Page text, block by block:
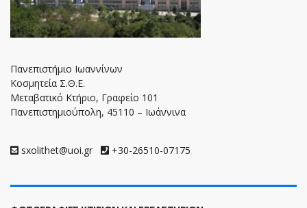
Πανεπιστήμιο Ιωαννίνων
Κοσμητεία Σ.Θ.Ε.
Μεταβατικό Κτήριο, Γραφείο 101
Πανεπιστημιούπολη, 45110 – Ιωάννινα
sxolithet@uoi.gr +30-26510-07175